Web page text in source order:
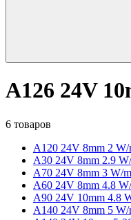
A126 24V
6 товаров
A120 24V 8mm 2 W/
A30 24V 8mm 2.9
A70 24V 8mm 3 W/
A60 24V 8mm 4.8
A90 24V 10mm 4.8
A140 24V 8mm 5 W/